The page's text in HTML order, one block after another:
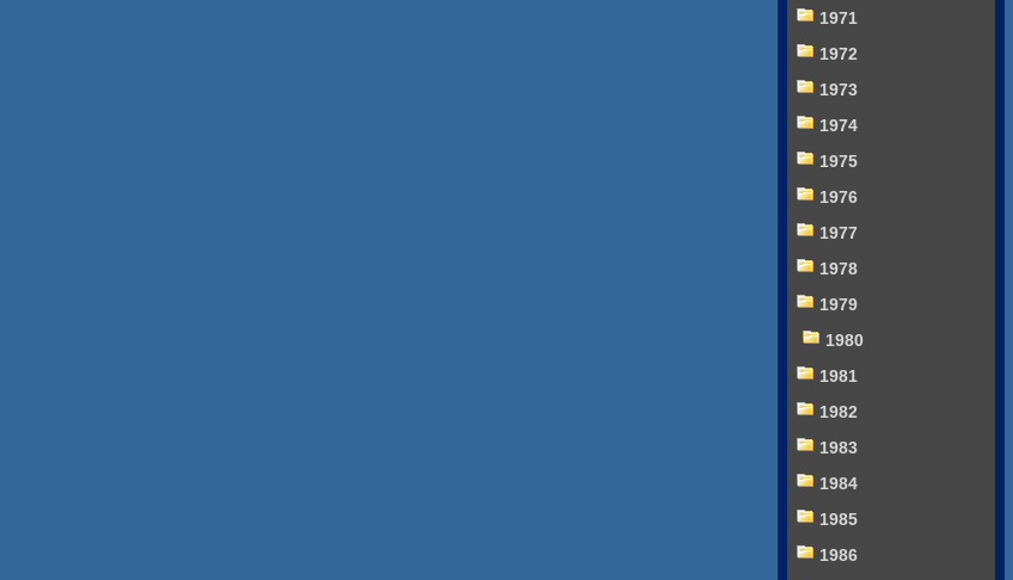
1971
1972
1973
1974
1975
1976
1977
1978
1979
1980
1981
1982
1983
1984
1985
1986